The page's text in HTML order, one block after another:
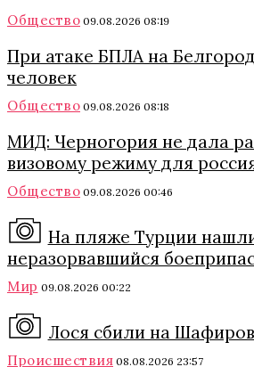
Общество 09.08.2026 08:19
При атаке БПЛА на
человек
Общество 09.08.2026 08:18
МИД: Черногория не дала
визовому режиму для
Общество 09.08.2026 00:46
На пляже Турции
неразорвавшийся
Мир 09.08.2026 00:22
Лося сбили на
Происшествия 08.08.2026 23:57